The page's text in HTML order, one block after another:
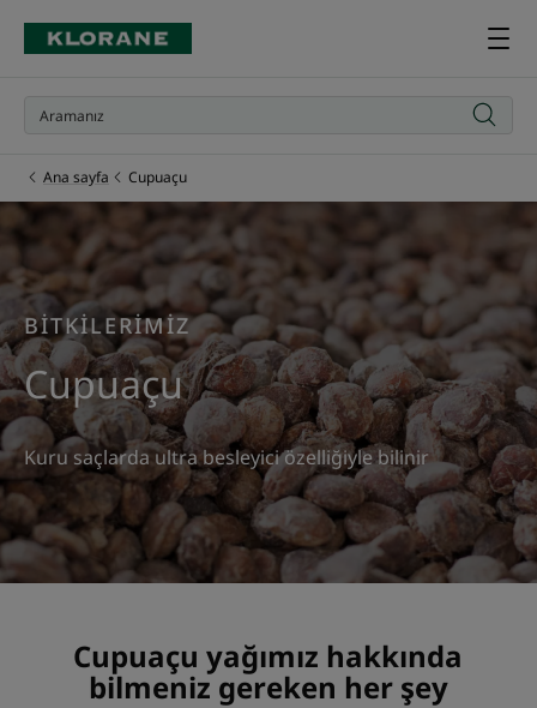
Ana sayfa Cupuaçu
BİTKİLERİMİZ
Cupuaçu
Kuru saçlarda ultra besleyici özelliğiyle bilinir
Cupuaçu yağımız hakkında
bilmeniz gereken her şey